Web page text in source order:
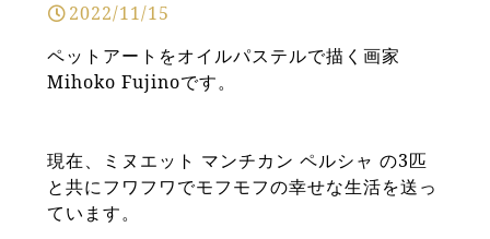
2022/11/15
ペットアートをオイルパステルで描く画家
Mihoko Fujinoです。
現在、ミヌエット マンチカン ペルシャ の3匹
と共にフワフワでモフモフの幸せな生活を送っ
ています。